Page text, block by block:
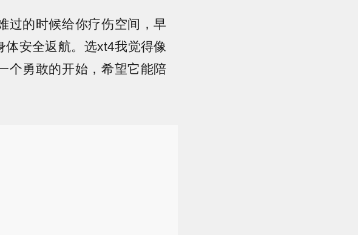
过的时候给你疗伤空间，早
安全返航。选xt4我觉得像
个勇敢的开始，希望它能陪